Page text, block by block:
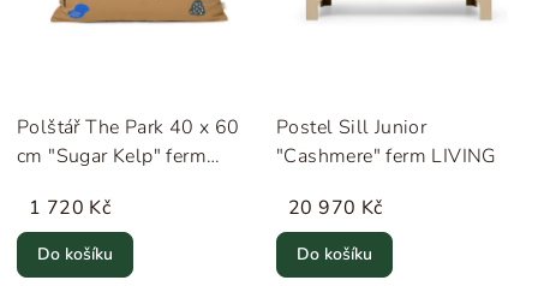
Polštář The Park 40 x 60
cm "Sugar Kelp" ferm
1 720 Kč
Do košíku
Postel Sill Junior
"Cashmere" ferm LIVING
20 970 Kč
Do košíku